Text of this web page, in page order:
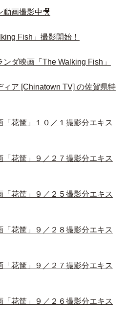
動画撮影中🎥
Fish」撮影開始！
ダ映画「The Walking Fish」
ィア [Chinatown TV] の佐賀県特
「花筐」１０／１撮影分エキス
「花筐」９／２７撮影分エキス
「花筐」９／２５撮影分エキス
「花筐」９／２８撮影分エキス
「花筐」９／２７撮影分エキス
「花筐」９／２６撮影分エキス